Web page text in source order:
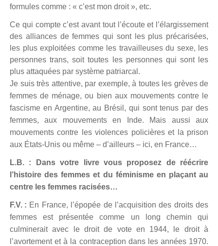
formules comme : « c’est mon droit », etc.
Ce qui compte c’est avant tout l’écoute et l’élargissement
des alliances de femmes qui sont les plus précarisées,
les plus exploitées comme les travailleuses du sexe, les
personnes trans, soit toutes les personnes qui sont les
plus attaquées par système patriarcal.
Je suis très attentive, par exemple, à toutes les grèves de
femmes de ménage, ou bien aux mouvements contre le
fascisme en Argentine, au Brésil, qui sont tenus par des
femmes, aux mouvements en Inde. Mais aussi aux
mouvements contre les violences policières et la prison
aux États-Unis ou même – d’ailleurs – ici, en France…
L.B. : Dans votre livre vous proposez de réécrire
l’histoire des femmes et du féminisme en plaçant au
centre les femmes racisées…
F.V. : En France, l’épopée de l’acquisition des droits des
femmes est présentée comme un long chemin qui
culminerait avec le droit de vote en 1944, le droit à
l’avortement et à la contraception dans les années 1970.